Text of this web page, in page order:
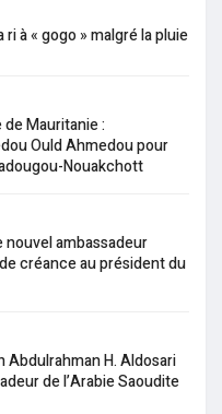
ri à « gogo » malgré la pluie
Mauritanie :
Ould Ahmedou pour
Nouakchott
nouvel ambassadeur
créance au président du
Abdulrahman H. Aldosari
de l’Arabie Saoudite